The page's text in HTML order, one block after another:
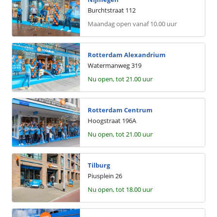
Burchtstraat 112
maandag open vanaf 10.00 uur
Rotterdam Alexandrium
Watermanweg319
Nu open, tot 21.00 uur
Rotterdam Centrum
Hoogstraat 196A
Nu open, tot 21.00 uur
Tilburg
Piusplein 26
Nu open, tot 18.00 uur